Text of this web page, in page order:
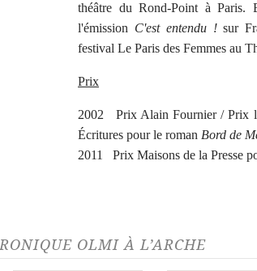
théâtre du Rond-Point à Paris.
l'émission C'est entendu !sur
festival Le Paris des Femmes au
Prix
2002 Prix Alain Fournier / Prix
Écritures pour le roman Bord de
2011 Prix Maisons de la Presse
OLMI À L’ARCHE